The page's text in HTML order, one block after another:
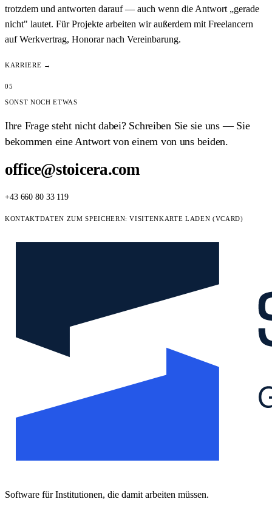
trotzdem und antworten darauf — auch wenn die Antwort „gerade
nicht" lautet. Für Projekte arbeiten wir außerdem mit Freelancern
auf Werkvertrag, Honorar nach Vereinbarung.
KARRIERE →
05
SONST NOCH ETWAS
Ihre Frage steht nicht dabei? Schreiben Sie sie uns — Sie
bekommen eine Antwort von einem von uns beiden.
office@stoicera.com
+43 660 80 33 119
KONTAKTDATEN ZUM SPEICHERN:VISITENKARTE LADEN (VCARD)
Software für Institutionen, die damit arbeiten müssen.